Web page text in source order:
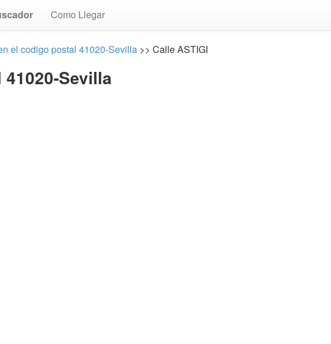
Como Llegar
el codigo postal 41020-Sevilla >> Calle ASTIGI
Sevilla